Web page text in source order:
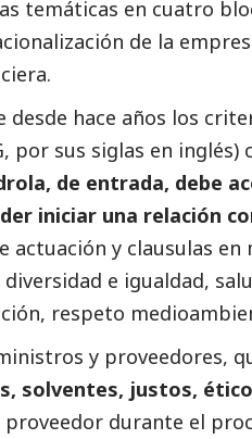
temáticas en cuatro
de la
hace años los
por sus siglas en inglés)
, de entrada, debe
iniciar una relación
actuación y clausulas
e igualdad,
respeto
y proveedores,
solventes, justos,
proveedor durante el